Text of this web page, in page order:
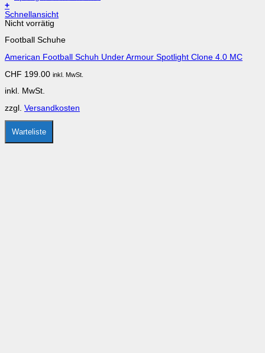
+
Dieses
Produkt
mehrere
auf.
Optionen
auf
Produktseite
gewählt
werden
Schnellansicht
Nicht vorrätig
Football Schuhe
American Football Schuh Under Armour Spotlight Clone 4.0 MC
CHF 199.00 inkl. MwSt.
inkl. MwSt.
zzgl. Versandkosten
Warteliste